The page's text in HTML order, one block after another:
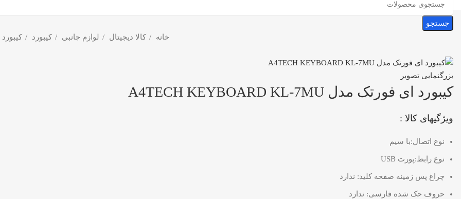
جستجو
خانه
کالا دیجیتال لوازم جانبی کیبورد
بزرگنمایی تصویر
کیبورد ای فورتک مدل A4TECH KEYBOARD KL-7MU
ویژگیهای کالا :
نوع اتصال:با سیم
نوع رابط:پورت USB
چراغ‌ پس زمینه صفحه کلید: ندارد
حروف حک شده فارسی: ندارد